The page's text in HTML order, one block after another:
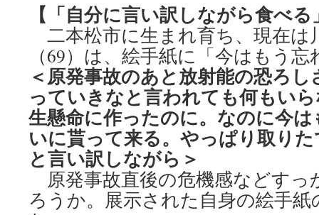
【「自分に言い訳しながら食べる
二本松市に生まれ育ち、現在は
（69）は、絵手紙に「今はもう
＜原発事故のあと放射能の恐ろ
っていきなと言われても何もい
生懸命に作ったのに。なのに今
いに貰って来る。やっぱり取り
と言い訳しながら＞
原発事故直後の危機感などすっ
ろうか。展示された自身の絵手